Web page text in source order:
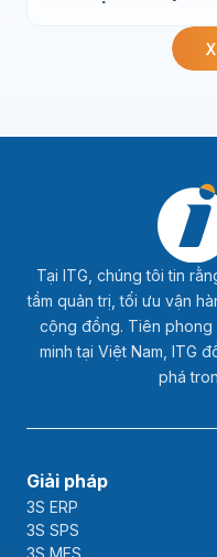
Tại ITG, chúng tôi tin
tầm quản trị, tối ưu vận
cộng đồng. Tiên phong
minh tại Việt Nam, ITG
phá
Giải pháp
3S ERP
3S SPS
3S MES